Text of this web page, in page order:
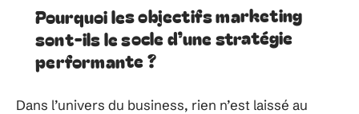
Pourquoi les objectifs marketing
sont-ils le socle d’une stratégie
performante ?
Dans l’univers du business, rien n’est laissé au